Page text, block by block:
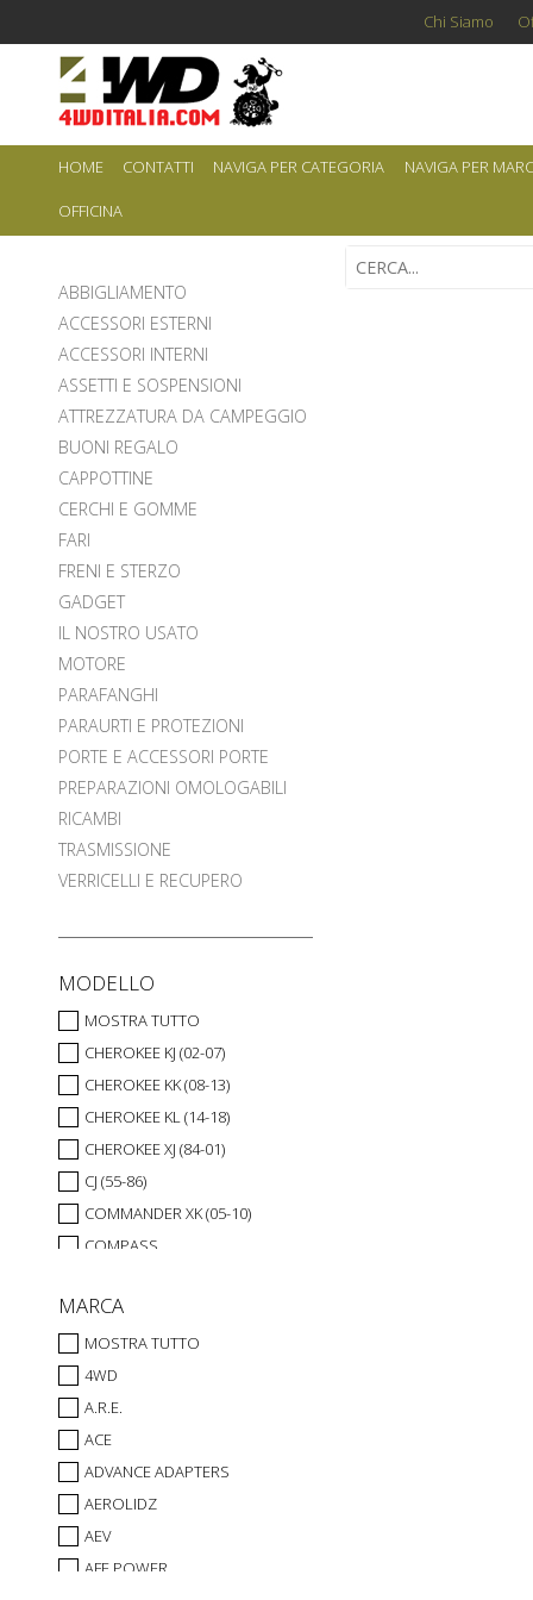
Chi Siamo
HOME CONTATTI NAVIGA PER CATEGORIA NAVIGA PER
OFFICINA
ABBIGLIAMENTO
ACCESSORI ESTERNI
ACCESSORI INTERNI
ASSETTI E SOSPENSIONI
ATTREZZATURA DA CAMPEGGIO
BUONI REGALO
CAPPOTTINE
CERCHI E GOMME
FARI
FRENI E STERZO
GADGET
IL NOSTRO USATO
MOTORE
PARAFANGHI
PARAURTI E PROTEZIONI
PORTE E ACCESSORI PORTE
PREPARAZIONI OMOLOGABILI
RICAMBI
TRASMISSIONE
VERRICELLI E RECUPERO
MODELLO
MOSTRA TUTTO
CHEROKEE KJ (02-07)
CHEROKEE KK (08-13)
CHEROKEE KL (14-18)
CHEROKEE XJ (84-01)
CJ (55-86)
COMMANDER XK (05-10)
COMPASS
GLADIATOR JT (2020-)
GRAND CHEROKEE WJ (99-04)
GRAND CHEROKEE WK (05-10)
GRAND CHEROKEE WK2 (10-18)
GRAND CHEROKEE ZJ (93-98)
GRAND WAGONEER (1962-91)
PATRIOT
RENEGADE (DAL 2014)
WRANGLER JK (07-18)
MARCA
MOSTRA TUTTO
4WD
A.R.E.
ACE
ADVANCE ADAPTERS
AEROLIDZ
AEV
AFE POWER